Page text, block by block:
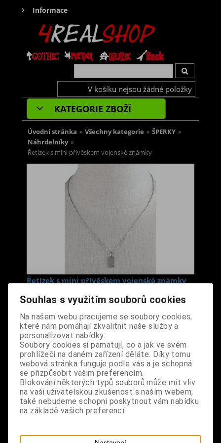
Informace
V košíku nejsou žádné položky
KATEGORIE ZBOŽÍ
Úvodní stránka » Všechny kategorie » ŠPERKY »
Náhrdelníky »
Řetízek s mini přívěskem vojenské známky
Řetízek s mini přívěskem vojenské známky
Cena s DPH: 360 Kč
Dodání dny:skladem
ks
Koupit
Tabulky velikostí: zde
Výrobce:import EU
Katalogové číslo: DOSTRETBPUS6520
Záruka (měsíců):24
Dotaz na výrobek
Tisk
Souhlas s využitím souborů cookies
Na našem webu pracujeme se soubory cookies,
které nám pomáhají zkvalitnit naše služby a
personalizovat nabídky.
Soubory cookies si pamatují, co a jak ve svém
prohlížeči na daném zařízení děláte. Díky tomu
webová stránka funguje podle vás a je schopná
se přizpůsobit vašim preferencím.
Blokování některých typů souborů může mít vliv
na vaši uživatelskou zkušenost s naším webem,
také nebudeme schopni poskytnout vám nabídku
na základě vašich preferencí.